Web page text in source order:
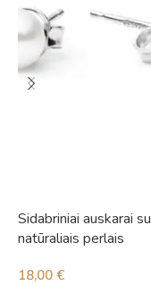
Sidabriniai auskarai su
natūraliais perlais
18,00 €